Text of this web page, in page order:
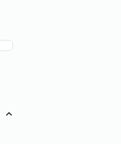
expand_less